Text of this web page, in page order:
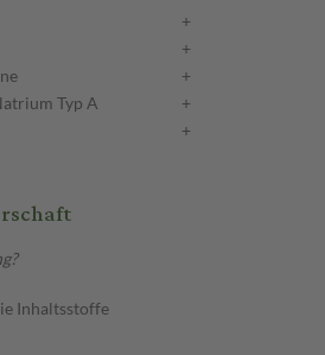
+
+
+
Typ A
+
+
Inhaltsstoffe